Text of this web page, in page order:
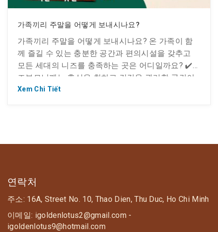
가족끼리 주말을 어떻게 보내시나요?
가족끼리 주말을 어떻게 보내시나요? 온 가족이 함
께 즐길 수 있는 충분한 공간과 편의시설을 갖추고
모든 세대의 니즈를 충족하는 곳은 어디일까요? ✔️
조부모님께는 휴식을 취하고 건강을 관리할 공간이
필요합니다. ✔️ 부모님은 아름다움을 추구하고 스트
Xem Chi Tiết
연락처
주소: 16A, Street No. 10, Thao Dien, Thu Duc, Ho Chi Minh
이메일: igoldenlotus2@gmail.com -
igoldenlotus9@hotmail.com